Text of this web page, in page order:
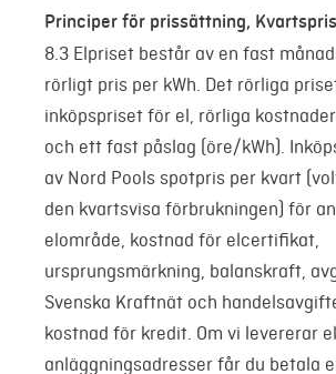
Principer för prissättning, Kvartspris
8.3 Elpriset består av en fast
rörligt pris per kWh. Det rörliga
inköpspriset för el, rörliga
och ett fast påslag (öre/kWh).
av Nord Pools spotpris per kvart
den kvartsvisa förbrukningen) för
elområde, kostnad för elcertifikat,
ursprungsmärkning, balanskraft,
Svenska Kraftnät och
kostnad för kredit. Om vi levererar
anläggningsadresser får du betala